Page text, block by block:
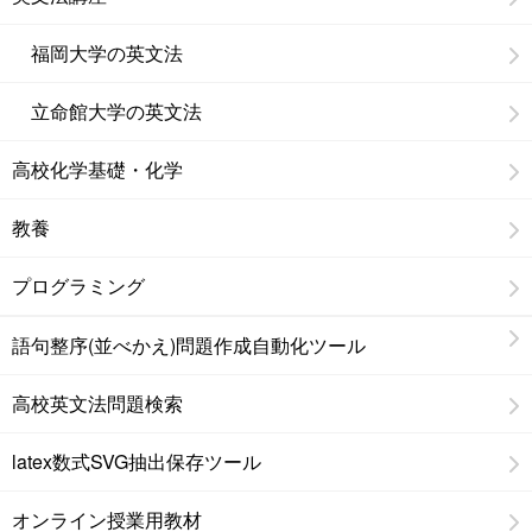
福岡大学の英文法
立命館大学の英文法
高校化学基礎・化学
教養
プログラミング
語句整序(並べかえ)問題作成自動化ツール
高校英文法問題検索
latex数式SVG抽出保存ツール
オンライン授業用教材